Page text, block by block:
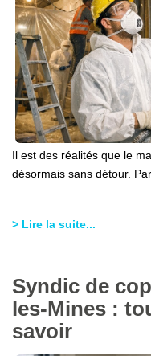
Il est des réalités que le
désormais sans détour.
> Lire la suite...
Syndic de
les-Mines :
savoir